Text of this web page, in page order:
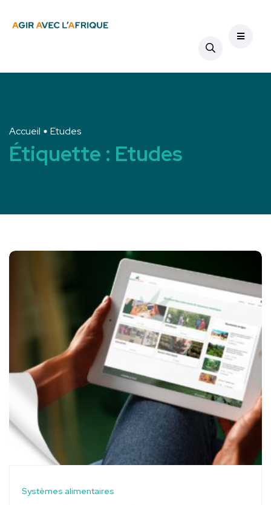
Accueil Etudes
Étiquette : Etudes
Systèmes alimentaires